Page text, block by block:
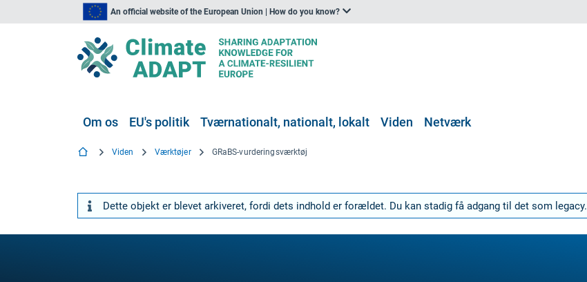
An official website of the European Union | How do you know?
Om os EU's politik Tværnationalt, nationalt, lokalt Viden Netværk
Viden Værktøjer GRaBS-vurderingsværktøj
Dette objekt er blevet arkiveret, fordi dets indhold er forældet. Du kan stadig få adgang til det som legacy.